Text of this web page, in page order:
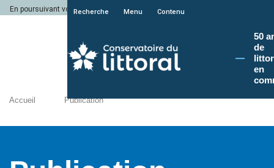
En poursuivant votre navigation sur le site du Conservatoire du littoral, vous
Recherche Menu Contenu
50
de
en
Accueil Publication